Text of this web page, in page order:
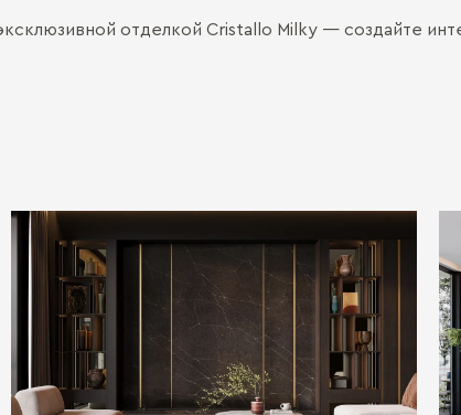
отделкой Cristallo Milky — создайте